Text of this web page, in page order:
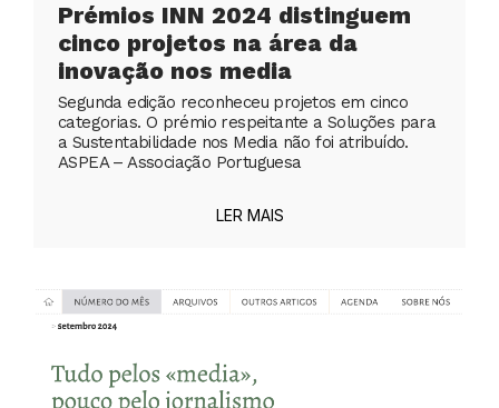
Prémios INN 2024 distinguem
cinco projetos na área da
inovação nos media
Segunda edição reconheceu projetos em cinco
categorias. O prémio respeitante a Soluções para
a Sustentabilidade nos Media não foi atribuído.
ASPEA – Associação Portuguesa
LER MAIS